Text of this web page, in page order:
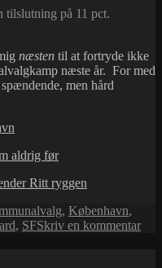
tilslutning på 11 pct.
næsten til at fortryde ikke
næste år. For med
men hård
aldrig før
Ritt ryggen
, København,
, SFSkriv en kommentartil